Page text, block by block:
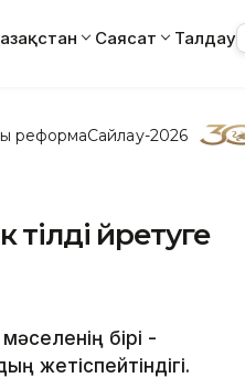
Саясат Талдау
реформаСайлау-2026
үйретуге
бірі -
жетіспейтіндігі.